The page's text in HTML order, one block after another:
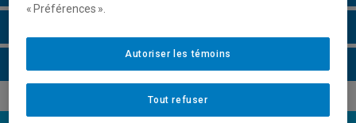
« Préférences ».
Tout refuser
Autoriser les témoins